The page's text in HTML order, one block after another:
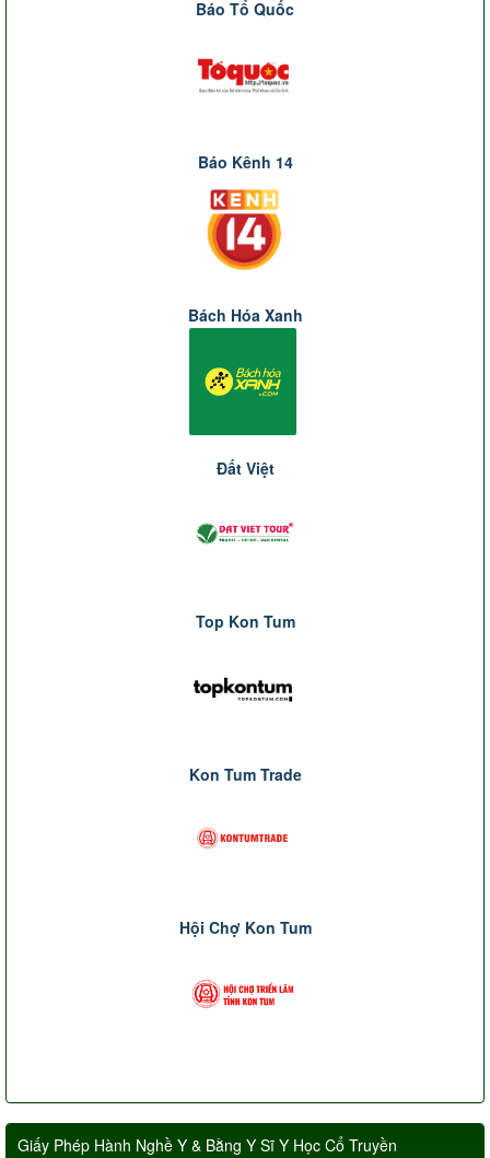
Báo Tổ Quốc
Báo Kênh 14
Bách Hóa Xanh
Đất Việt
Top Kon Tum
Kon Tum Trade
Hội Chợ Kon Tum
Giấy Phép Hành Nghề Y & Bằng Y Sĩ Y Học Cổ Truyền